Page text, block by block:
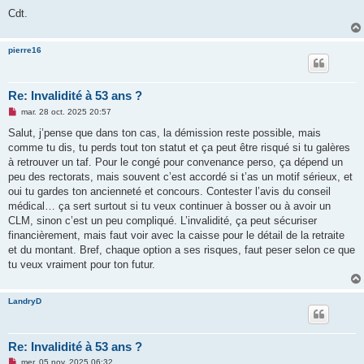
Cdt.
pierre16
Re: Invalidité à 53 ans ?
M
s
a
g
n
o
l
u
mar. 28 oct. 2025 20:57
Salut, j’pense que dans ton cas, la démission reste possible, mais
comme tu dis, tu perds tout ton statut et ça peut être risqué si tu galères
à retrouver un taf. Pour le congé pour convenance perso, ça dépend un
peu des rectorats, mais souvent c’est accordé si t’as un motif sérieux, et
oui tu gardes ton ancienneté et concours. Contester l’avis du conseil
médical… ça sert surtout si tu veux continuer à bosser ou à avoir un
CLM, sinon c’est un peu compliqué. L’invalidité, ça peut sécuriser
financièrement, mais faut voir avec la caisse pour le détail de la retraite
et du montant. Bref, chaque option a ses risques, faut peser selon ce que
tu veux vraiment pour ton futur.
LandryD
Re: Invalidité à 53 ans ?
Mmer. 05 nov. 2025 06:32